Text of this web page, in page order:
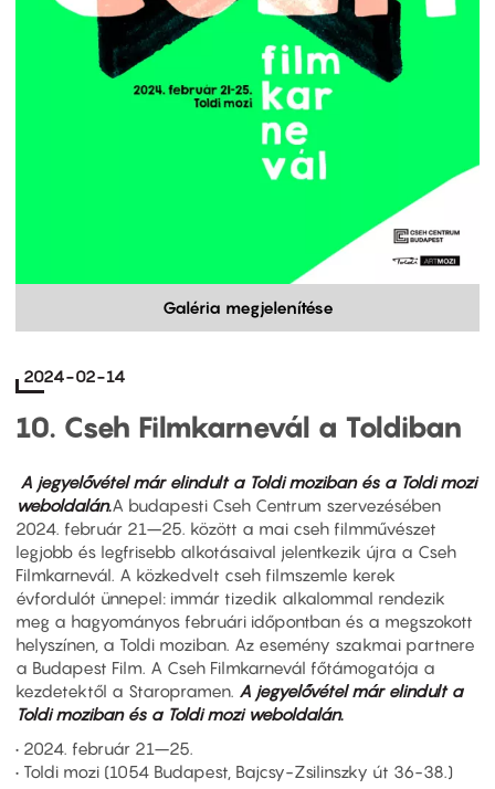
Galéria megjelenítése
2024-02-14
10. Cseh Filmkarnevál a Toldiban
A jegyelővétel már elindult a Toldi moziban és a Toldi mozi
weboldalán.A budapesti Cseh Centrum szervezésében
2024. február 21–25. között a mai cseh filmművészet
legjobb és legfrisebb alkotásaival jelentkezik újra a Cseh
Filmkarnevál. A közkedvelt cseh filmszemle kerek
évfordulót ünnepel: immár tizedik alkalommal rendezik
meg a hagyományos februári időpontban és a megszokott
helyszínen, a Toldi moziban. Az esemény szakmai partnere
a Budapest Film. A Cseh Filmkarnevál főtámogatója a
kezdetektől a Staropramen. A jegyelővétel már elindult a
Toldi moziban és a Toldi mozi weboldalán.
• 2024. február 21–25.
• Toldi mozi (1054 Budapest, Bajcsy-Zsilinszky út 36-38.)